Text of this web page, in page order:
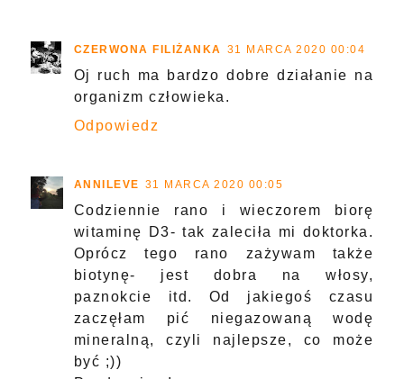
CZERWONA FILIŻANKA 31 MARCA 2020 00:04
Oj ruch ma bardzo dobre działanie na
organizm człowieka.
Odpowiedz
ANNILEVE 31 MARCA 2020 00:05
Codziennie rano i wieczorem biorę
witaminę D3- tak zaleciła mi doktorka.
Oprócz tego rano zażywam także
biotynę- jest dobra na włosy,
paznokcie itd. Od jakiegoś czasu
zaczęłam pić niegazowaną wodę
mineralną, czyli najlepsze, co może
być ;))